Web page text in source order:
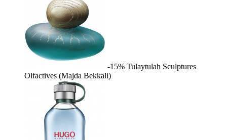
-15% Tulaytulah Sculptures
Olfactives (Majda Bekkali)